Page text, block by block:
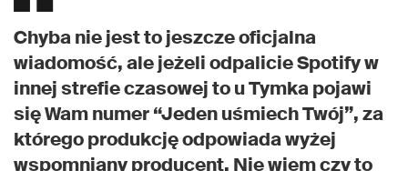
Chyba nie jest to jeszcze oficjalna
wiadomość, ale jeżeli odpalicie Spotify w
innej strefie czasowej to u Tymka pojawi
się Wam numer “Jeden uśmiech Twój”, za
którego produkcję odpowiada wyżej
wspomniany producent. Nie wiem czy to